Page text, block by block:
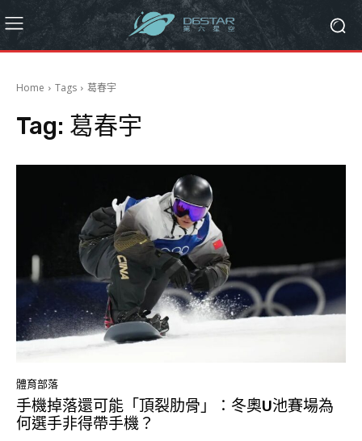
Home Tags 葛春宇
Tag: 葛春宇
體育部落
手機掉落還可能「頂裂肋骨」：冬奧U池賽場為
何選手非得帶手機？